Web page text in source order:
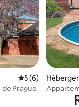
Évaluation
5 (6)
de Prague